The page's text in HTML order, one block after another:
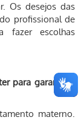
Os desejos das
profissional de
fazer escolhas
para garantir o
materno.